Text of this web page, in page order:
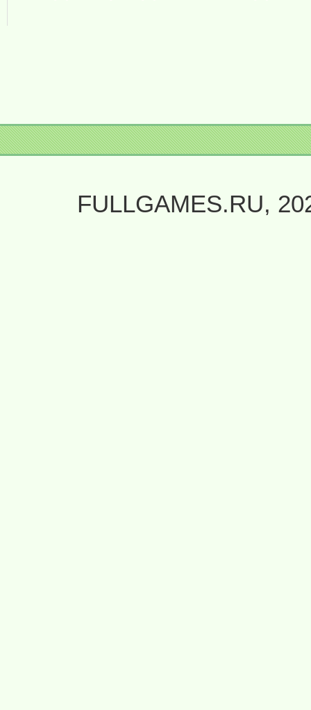
FULLGAMES.RU,